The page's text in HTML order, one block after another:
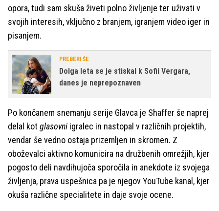
opora, tudi sam skuša živeti polno življenje ter uživati v
svojih interesih, vključno z branjem, igranjem video iger in
pisanjem.
PREBERI ŠE
Dolga leta se je stiskal k Sofii Vergara,
danes je neprepoznaven
Po končanem snemanju serije Glavca je Shaffer še naprej
delal kot glasovni igralec in nastopal v različnih projektih,
vendar še vedno ostaja prizemljen in skromen. Z
oboževalci aktivno komunicira na družbenih omrežjih, kjer
pogosto deli navdihujoča sporočila in anekdote iz svojega
življenja, prava uspešnica pa je njegov YouTube kanal, kjer
okuša različne specialitete in daje svoje ocene.